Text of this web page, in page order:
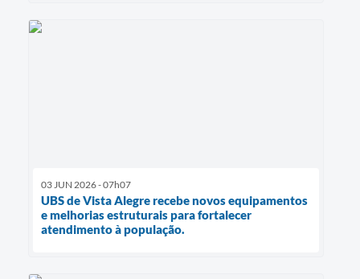
03 JUN 2026 - 07h07
UBS de Vista Alegre recebe novos equipamentos
e melhorias estruturais para fortalecer
atendimento à população.